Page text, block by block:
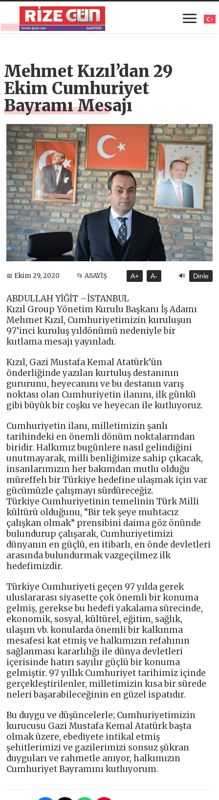
Mehmet Kızıl’dan 29
Ekim Cumhuriyet
Bayramı Mesajı
📅 Ekim 29, 2020 📂 ASAYİŞ A+ A- 🔊 Dinle
ABDULLAH YİĞİT –İSTANBUL
Kızıl Group Yönetim Kurulu Başkanı İş Adamı
Mehmet Kızıl, Cumhuriyetimizin kuruluşun
97’inci kuruluş yıldönümü nedeniyle bir
kutlama mesajı yayınladı.
Kızıl, Gazi Mustafa Kemal Atatürk’ün
önderliğinde yazılan kurtuluş destanının
gururunu, heyecanını ve bu destanın varış
noktası olan Cumhuriyetin ilanını, ilk günkü
gibi büyük bir coşku ve heyecan ile kutluyoruz.
Cumhuriyetin ilanı, milletimizin şanlı
tarihindeki en önemli dönüm noktalarından
biridir. Halkımız bugünlere nasıl gelindiğini
unutmayarak, milli benliğimize sahip çıkacak,
insanlarımızın her bakımdan mutlu olduğu
müreffeh bir Türkiye hedefine ulaşmak için var
gücümüzle çalışmayı sürdüreceğiz.
Türkiye Cumhuriyetinin temelinin Türk Milli
kültürü olduğunu, “Bir tek şeye muhtacız
çalışkan olmak” prensibini daima göz önünde
bulundurup çalışarak, Cumhuriyetimizi
dünyanın en güçlü, en itibarlı, en önde devletleri
arasında bulundurmak vazgeçilmez ilk
hedefimizdir.
Türkiye Cumhuriyeti geçen 97 yılda gerek
uluslararası siyasette çok önemli bir konuma
gelmiş, gerekse bu hedefi yakalama sürecinde,
ekonomik, sosyal, kültürel, eğitim, sağlık,
ulaşım vb. konularda önemli bir kalkınma
mesafesi kat etmiş ve halkımızın refahının
sağlanması kararlılığı ile dünya devletleri
içerisinde hatırı sayılır güçlü bir konuma
gelmiştir. 97 yıllık Cumhuriyet tarihimiz içinde
gerçekleştirilenler, milletimizin kısa bir sürede
neleri başarabileceğinin en güzel ispatıdır.
Bu duygu ve düşüncelerle; Cumhuriyetimizin
kurucusu Gazi Mustafa Kemal Atatürk başta
olmak üzere, ebediyete intikal etmiş
şehitlerimizi ve gazilerimizi sonsuz şükran
duyguları ve rahmetle anıyor, halkımızın
Cumhuriyet Bayramını kutluyorum.